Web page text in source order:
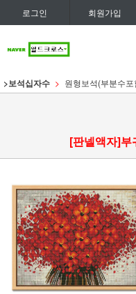
로그인 회원가입
>보석십자수 원형보석(부분수포
[판넬액자]부